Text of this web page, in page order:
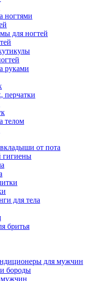
ногтями
для ногтей
руками
перчатки
телом
от пота
гигиены
для тела
бритья
для мужчин
бороды